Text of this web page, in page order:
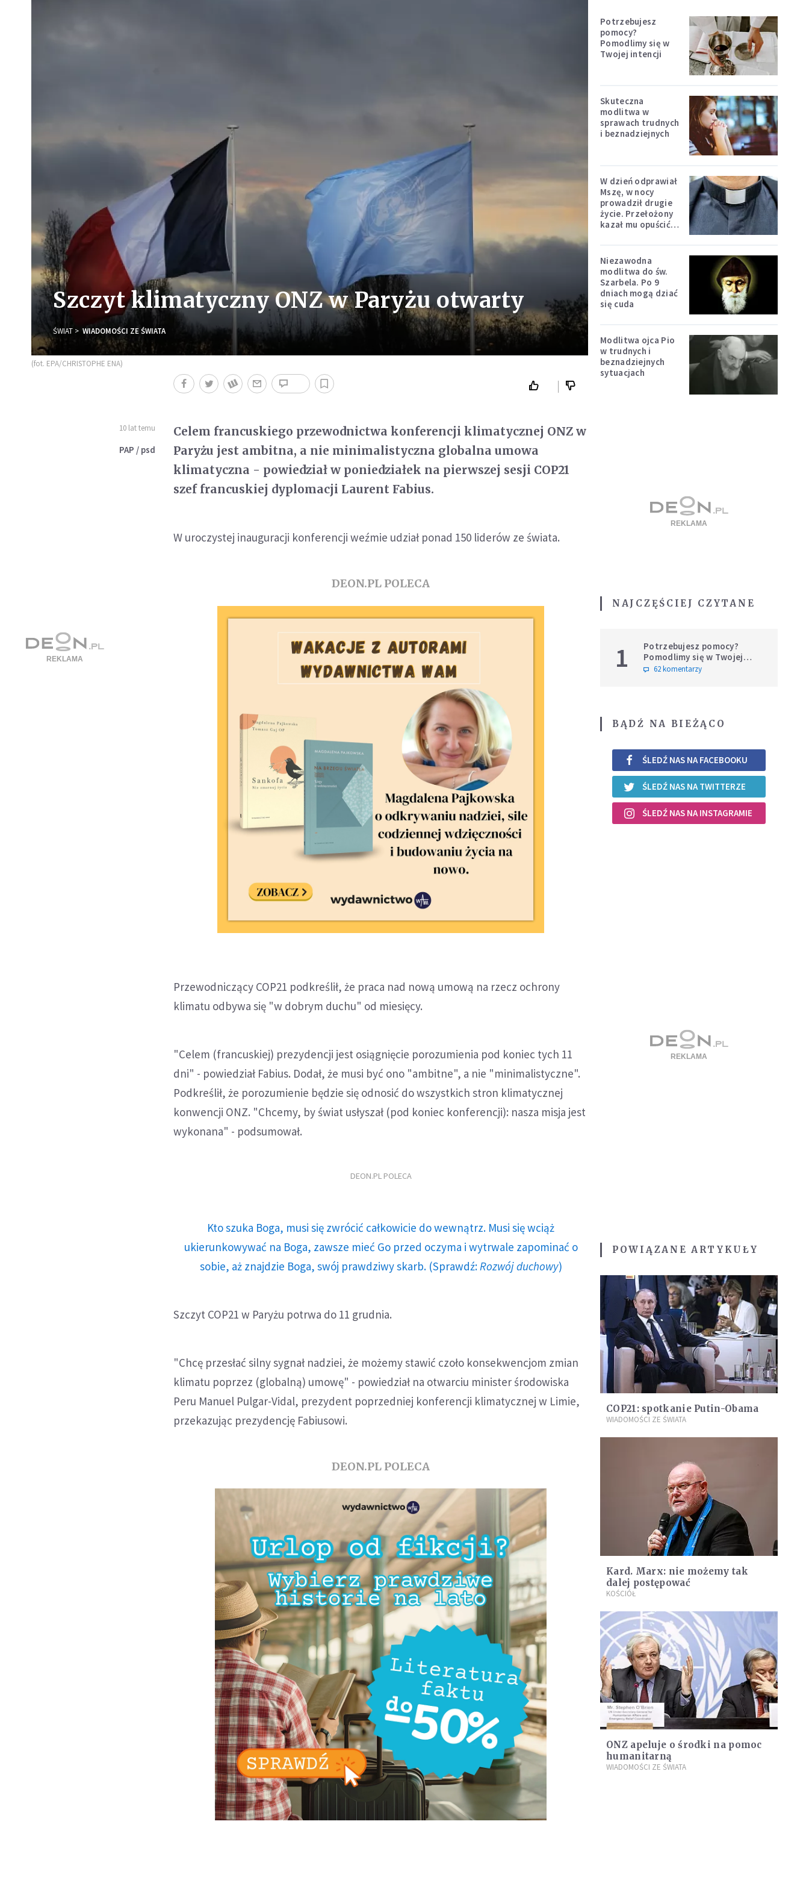
Szczyt klimatyczny ONZ w Paryżu otwarty
ŚWIAT WIADOMOŚCI ZE ŚWIATA
(fot. EPA/CHRISTOPHE ENA)
10 lat temu
PAP / psd
Celem francuskiego przewodnictwa konferencji klimatycznej ONZ w
Paryżu jest ambitna, a nie minimalistyczna globalna umowa
klimatyczna - powiedział w poniedziałek na pierwszej sesji COP21
szef francuskiej dyplomacji Laurent Fabius.
W uroczystej inauguracji konferencji weźmie udział ponad 150 liderów ze świata.
DEON.PL POLECA
Przewodniczący COP21 podkreślił, że praca nad nową umową na rzecz ochrony
klimatu odbywa się "w dobrym duchu" od miesięcy.
"Celem (francuskiej) prezydencji jest osiągnięcie porozumienia pod koniec tych 11
dni" - powiedział Fabius. Dodał, że musi być ono "ambitne", a nie "minimalistyczne".
Podkreślił, że porozumienie będzie się odnosić do wszystkich stron klimatycznej
konwencji ONZ. "Chcemy, by świat usłyszał (pod koniec konferencji): nasza misja jest
wykonana" - podsumował.
DEON.PL POLECA
Kto szuka Boga, musi się zwrócić całkowicie do wewnątrz. Musi się wciąż
ukierunkowywać na Boga, zawsze mieć Go przed oczyma i wytrwale zapominać o
sobie, aż znajdzie Boga, swój prawdziwy skarb. (Sprawdź: Rozwój duchowy)
Szczyt COP21 w Paryżu potrwa do 11 grudnia.
"Chcę przesłać silny sygnał nadziei, że możemy stawić czoło konsekwencjom zmian
klimatu poprzez (globalną) umowę" - powiedział na otwarciu minister środowiska
Peru Manuel Pulgar-Vidal, prezydent poprzedniej konferencji klimatycznej w Limie,
przekazując prezydencję Fabiusowi.
DEON.PL POLECA
Potrzebujesz
pomocy?
Pomodlimy się w
Twojej intencji
Skuteczna
modlitwa w
sprawach trudnych
i beznadziejnych
W dzień odprawiał
Mszę, w nocy
prowadził drugie
życie. Przełożony
kazał mu opuścić
Niezawodna
modlitwa do św.
Szarbela. Po 9
dniach mogą dziać
się cuda
Modlitwa ojca Pio
w trudnych i
beznadziejnych
sytuacjach
NAJCZĘŚCIEJ CZYTANE
1
Potrzebujesz pomocy?
Pomodlimy się w Twojej
intencji
62 komentarzy
BĄDŹ NA BIEŻĄCO
ŚLEDŹ NAS NA FACEBOOKU
ŚLEDŹ NAS NA TWITTERZE
ŚLEDŹ NAS NA INSTAGRAMIE
POWIĄZANE ARTYKUŁY
COP21: spotkanie Putin-Obama
WIADOMOŚCI ZE ŚWIATA
Kard. Marx: nie możemy tak
dalej postępować
KOŚCIÓŁ
ONZ apeluje o środki na pomoc
humanitarną
WIADOMOŚCI ZE ŚWIATA